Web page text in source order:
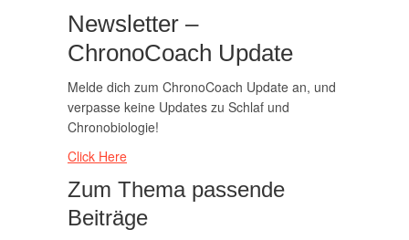
Newsletter –
ChronoCoach Update
Melde dich zum ChronoCoach Update an, und
verpasse keine Updates zu Schlaf und
Chronobiologie!
Click Here
Zum Thema passende
Beiträge